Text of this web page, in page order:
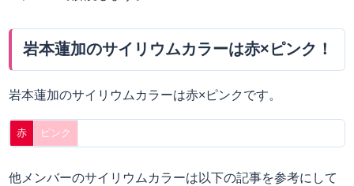
岩本蓮加のサイリウムカラーは赤×ピンク！
岩本蓮加のサイリウムカラーは赤×ピンクです。
赤 ピンク
他メンバーのサイリウムカラーは以下の記事を参考にして